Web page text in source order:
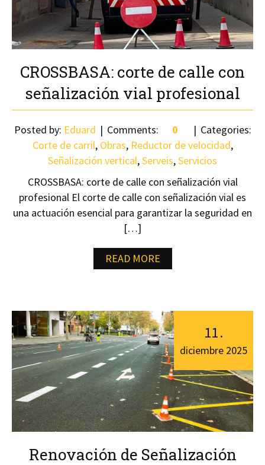
CROSSBASA: corte de calle con
señalización vial profesional
Posted by: Eduard Comments: 0
Categories:
Corte de carril, Obras, Reductor de velocidad,
Señalización vertical,Serveis,Servicios
CROSSBASA: corte de calle con señalización vial
profesional El corte de calle con señalización vial es
una actuación esencial para garantizar la seguridad en
[…]
READ MORE
Renovación de Señalización
11.
diciembre 2025